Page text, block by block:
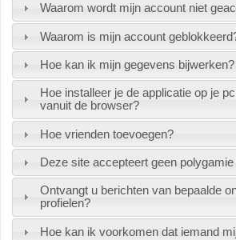
Waarom wordt mijn account niet
Waarom is mijn account
Hoe kan ik mijn gegevens bijwerken?
Hoe installeer je de applicatie op je
vanuit de browser?
Hoe vrienden toevoegen?
Deze site accepteert geen polygamie
Ontvangt u berichten van bepaalde
profielen?
Hoe kan ik voorkomen dat iemand